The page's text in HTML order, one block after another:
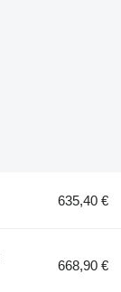
635,40 €
668,90 €